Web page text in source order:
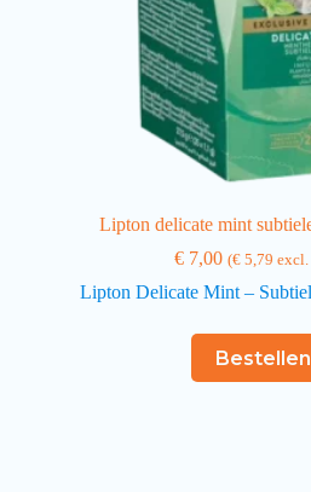
Lipton delicate mint
€7,00 (€5,79
Lipton Delicate Mint –
Bestellen